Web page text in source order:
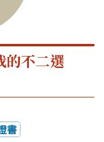
的不二選
書